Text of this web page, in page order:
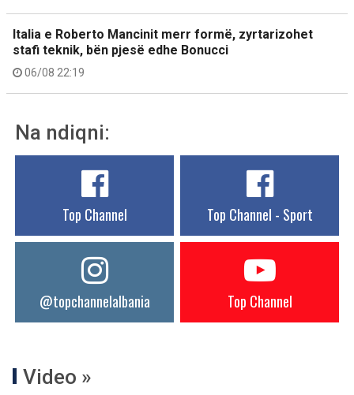
Italia e Roberto Mancinit merr formë, zyrtarizohet
stafi teknik, bën pjesë edhe Bonucci
06/08 22:19
Na ndiqni:
Top Channel Top Channel - Sport
@topchannelalbania Top Channel
Video »